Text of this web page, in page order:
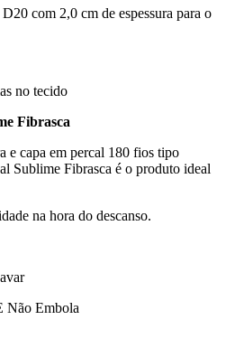
com 2,0 cm de espessura para o
no tecido
Fibrasca
e capa em percal 180 fios tipo
Sublime Fibrasca é o produto ideal
na hora do descanso.
Não Embola